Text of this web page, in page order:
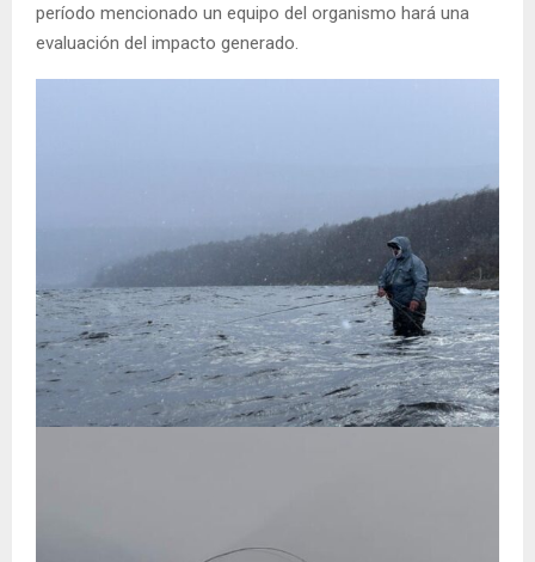
período mencionado un equipo del organismo hará una
evaluación del impacto generado.